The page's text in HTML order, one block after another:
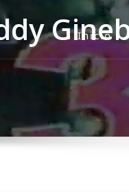
P
r
i
a
r
Inicio